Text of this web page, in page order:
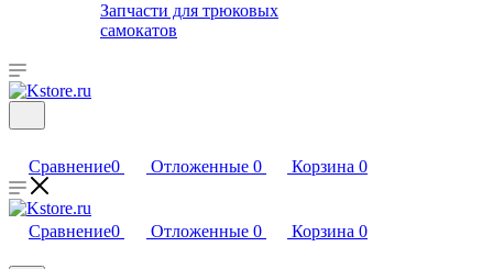
Запчасти для трюковых
самокатов
Сравнение0 Отложенные 0 Корзина 0
Сравнение0 Отложенные 0 Корзина 0